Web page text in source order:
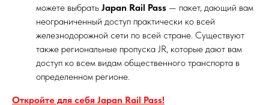
можете выбрать Japan Rail Pass — пакет, дающий вам
неограниченный доступ практически ко всей
железнодорожной сети по всей стране. Существуют
также региональные пропуска JR, которые дают вам
доступ ко всем видам общественного транспорта в
определенном регионе.
Откройте для себя Japan Rail Pass!